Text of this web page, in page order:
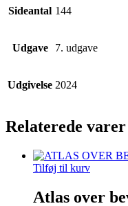
Sideantal 144
Udgave 7. udgave
Udgivelse 2024
Relaterede varer
Tilføj til kurv
Atlas over